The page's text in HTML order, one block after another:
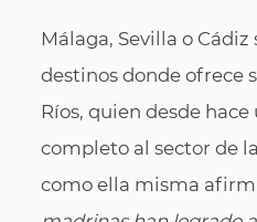
Málaga, Sevilla o
destinos donde ofrece
Ríos, quien desde
completo al sector de
como ella misma